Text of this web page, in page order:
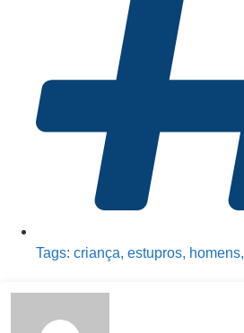
Tags: criança, estupros, homens,